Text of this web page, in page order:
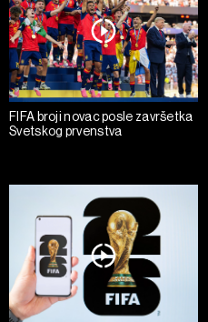
FIFA broji novac posle završetka
Svetskog prvenstva